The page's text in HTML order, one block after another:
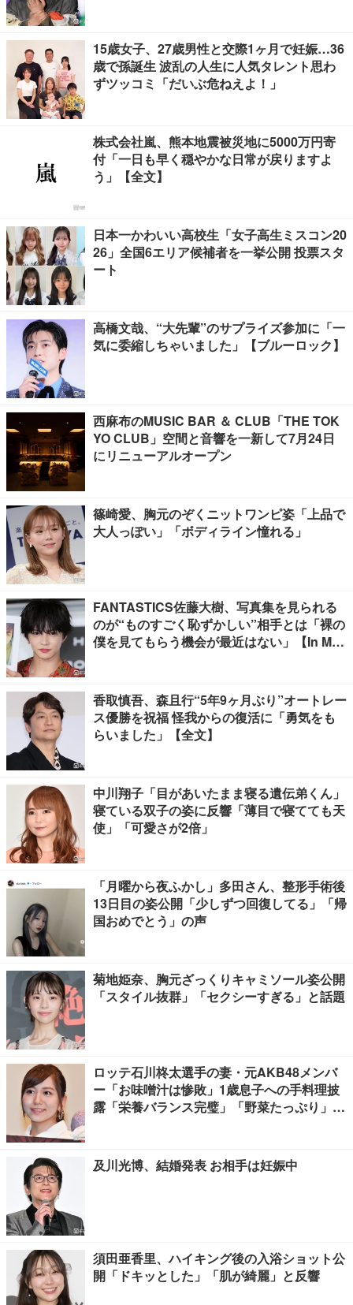
15歳女子、27歳男性と交際1ヶ月で妊娠…36
歳で孫誕生 波乱の人生に人気タレント思わ
ずツッコミ「だいぶ危ねえよ！」
株式会社嵐、熊本地震被災地に5000万円寄
付「一日も早く穏やかな日常が戻りますよ
う」【全文】
日本一かわいい高校生「女子高生ミスコン20
26」全国6エリア候補者を一挙公開 投票スタ
ート
高橋文哉、“大先輩”のサプライズ参加に「一
気に委縮しちゃいました」【ブルーロック】
西麻布のMUSIC BAR ＆ CLUB「THE TOK
YO CLUB」空間と音響を一新して7月24日
にリニューアルオープン
篠崎愛、胸元のぞくニットワンピ姿「上品で
大人っぽい」「ボディライン憧れる」
FANTASTICS佐藤大樹、写真集を見られる
のが“ものすごく恥ずかしい”相手とは「裸の
僕を見てもらう機会が最近はない」【In Moti
香取慎吾、森且行“5年9ヶ月ぶり”オートレー
ス優勝を祝福 怪我からの復活に「勇気をも
らいました」【全文】
中川翔子「目があいたまま寝る遺伝弟くん」
寝ている双子の姿に反響「薄目で寝てても天
使」「可愛さが2倍」
「月曜から夜ふかし」多田さん、整形手術後
13日目の姿公開「少しずつ回復してる」「帰
国おめでとう」の声
菊地姫奈、胸元ざっくりキャミソール姿公開
「スタイル抜群」「セクシーすぎる」と話題
ロッテ石川柊太選手の妻・元AKB48メンバ
ー「お味噌汁は惨敗」1歳息子への手料理披
露「栄養バランス完璧」「野菜たっぷり」の
及川光博、結婚発表 お相手は妊娠中
須田亜香里、ハイキング後の入浴ショット公
開「ドキッとした」「肌が綺麗」と反響